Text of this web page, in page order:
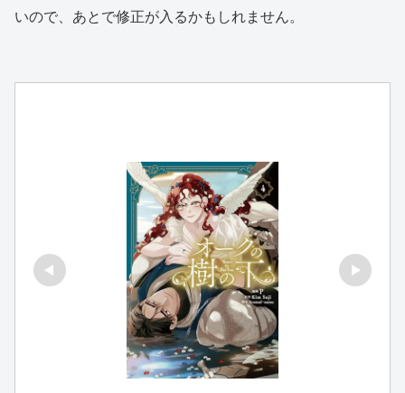
いので、あとで修正が入るかもしれません。